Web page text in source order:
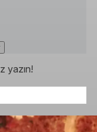
yazın!